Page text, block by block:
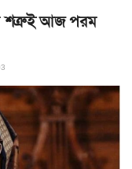
শত্রুই আজ পরম